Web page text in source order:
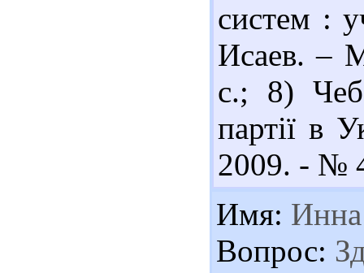
систем :
Исаев. –
с.; 8)
партії в
2009. - №
Имя: Инна
Вопрос: